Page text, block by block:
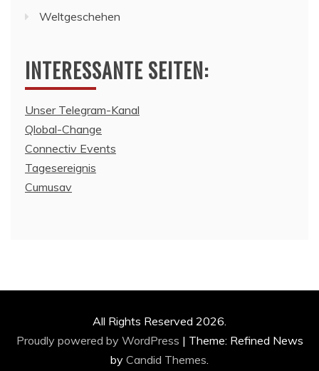
Weltgeschehen
INTERESSANTE SEITEN:
Unser Telegram-Kanal
Qlobal-Change
Connectiv Events
Tagesereignis
Cumusav
All Rights Reserved 2026.
Proudly powered by WordPress | Theme: Refined News
by Candid Themes